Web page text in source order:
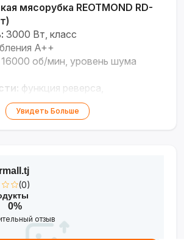
мясорубка REOTMOND RD-
3000 Вт, класс
A++
16000 об/мин, уровень шума
функция реверса,
лоток
механическое (ON/OFF/REV)
мяса с экономичным
Увидеть Больше
(0)
0%
отзыв